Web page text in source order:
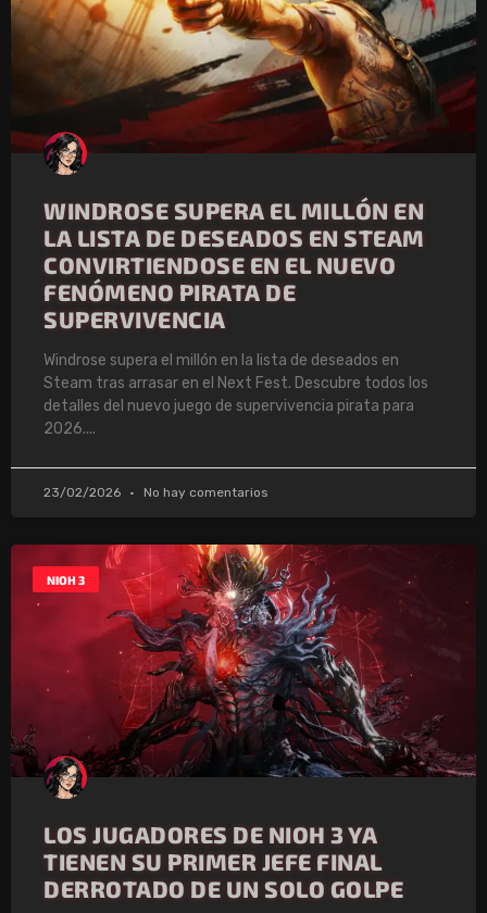
WINDROSE SUPERA EL MILLÓN EN
LA LISTA DE DESEADOS EN STEAM
CONVIRTIENDOSE EN EL NUEVO
FENÓMENO PIRATA DE
SUPERVIVENCIA
Windrose supera el millón en la lista de deseados en
Steam tras arrasar en el Next Fest. Descubre todos los
detalles del nuevo juego de supervivencia pirata para
2026.
23/02/2026 No hay comentarios
NIOH 3
LOS JUGADORES DE NIOH 3 YA
TIENEN SU PRIMER JEFE FINAL
DERROTADO DE UN SOLO GOLPE